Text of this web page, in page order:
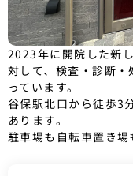
2023年に開院した新
対して、検査・診断
っています。
谷保駅北口から徒歩3
あります。
駐車場も自転車置き場